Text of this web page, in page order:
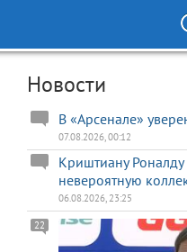
Новости
В «Арсенале»
07.08.2026, 00:12
Криштиану
невероятную
06.08.2026, 23:25
22